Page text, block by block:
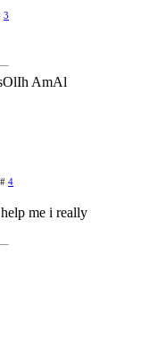
3
4
me i really